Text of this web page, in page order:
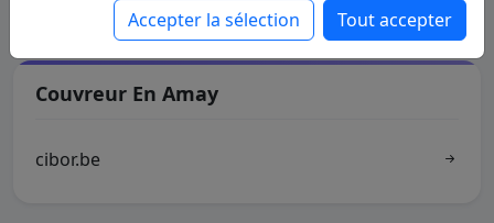
Couvreur En Amay
cibor.be
Accepter la sélection Tout accepter